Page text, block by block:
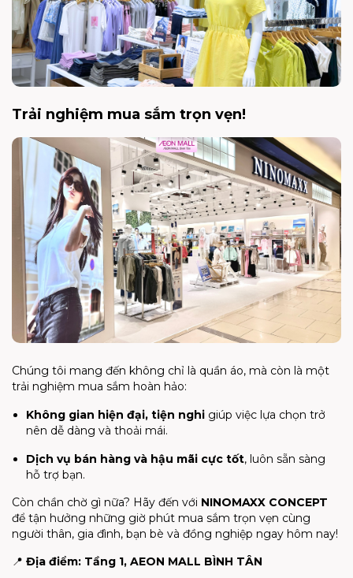
Trải nghiệm mua sắm trọn vẹn!
Chúng tôi mang đến không chỉ là quần áo, mà còn là một
trải nghiệm mua sắm hoàn hảo:
Không gian hiện đại, tiện nghi giúp việc lựa chọn trở
nên dễ dàng và thoải mái.
Dịch vụ bán hàng và hậu mãi cực tốt, luôn sẵn sàng
hỗ trợ bạn.
Còn chần chờ gì nữa? Hãy đến với NINOMAXX CONCEPT
để tận hưởng những giờ phút mua sắm trọn vẹn cùng
người thân, gia đình, bạn bè và đồng nghiệp ngay hôm nay!
📍 Địa điểm: Tầng 1, AEON MALL BÌNH TÂN